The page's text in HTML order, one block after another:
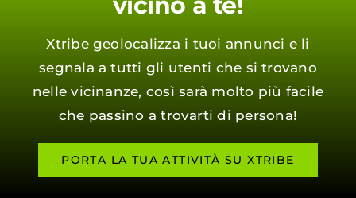
Xtribe geolocalizza i tuoi annunci e li
segnala a tutti gli utenti che si trovano
nelle vicinanze, così sarà molto più facile
che passino a trovarti di persona!
PORTA LA TUA ATTIVITÀ SU XTRIBE